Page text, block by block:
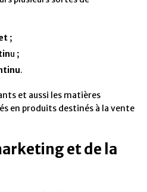
;
u ;
.
et aussi les matières
en produits destinés à la vente
et de la